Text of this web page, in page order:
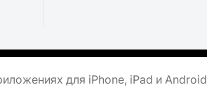
для iPhone, iPad и Android